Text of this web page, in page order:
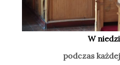
W
podczas